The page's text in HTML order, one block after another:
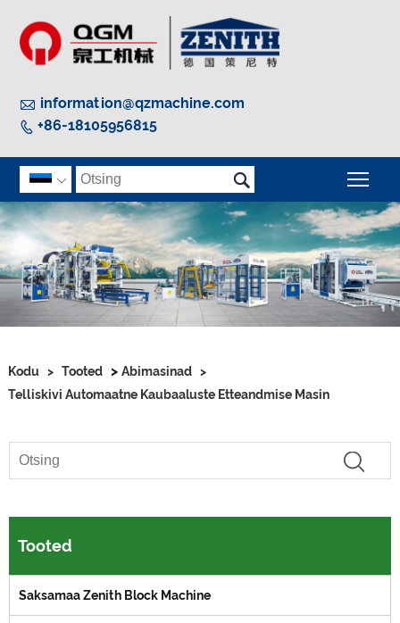
 information@qzmachine.com
 +86-18105956815
 
Kodu > Tooted > Abimasinad >
Telliskivi Automaatne Kaubaaluste Etteandmise Masin
Tooted
Saksamaa Zenith Block Machine